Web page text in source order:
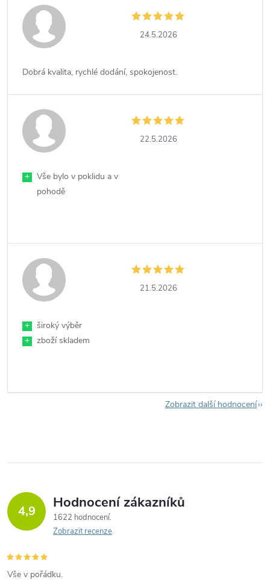
24.5.2026
Dobrá kvalita, rychlé dodání, spokojenost.
22.5.2026
+
Vše bylo v poklidu a v
pohodě
21.5.2026
+
široký výběr
+
zboží skladem
Zobrazit další hodnocení
4,9 Hodnocení zákazníků
1622 hodnocení
Zobrazit recenze
Vše v pořádku.